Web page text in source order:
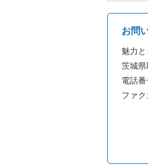
お問
魅力
茨城
電話
ファ